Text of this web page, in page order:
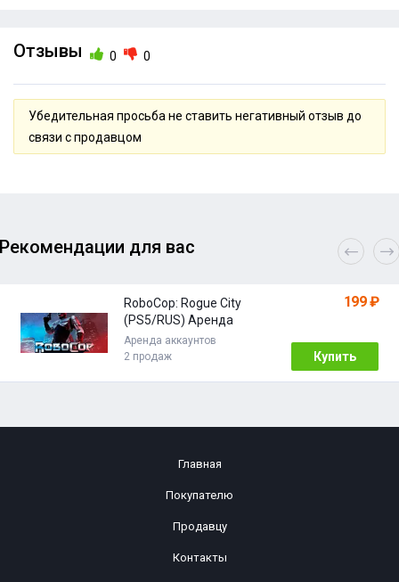
Отзывы 0 0
Убедительная просьба не ставить негативный отзыв до
связи с продавцом
Рекомендации для вас
RoboCop: Rogue City
(PS5/RUS) Аренда
Аренда аккаунтов
2 продаж
199 ₽
Купить
Главная
Покупателю
Продавцу
Контакты